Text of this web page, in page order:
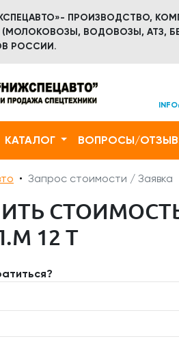
ПРОИЗВОДСТВО,
(МОЛОКОВОЗЫ, ВОДОВОЗЫ, АТЗ,
РОССИИ.
КАТАЛОГ ВОПРОСЫ/
Запрос стоимости / Заявка
12 Т